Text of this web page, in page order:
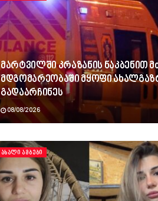
მარტვილში კრაზანის ნაკბენით
მდგომარეობაში მყოფი
გადაარჩინეს
08/08/2026
ᲐᲮᲐᲚᲘ ᲐᲛᲑᲔᲑᲘ